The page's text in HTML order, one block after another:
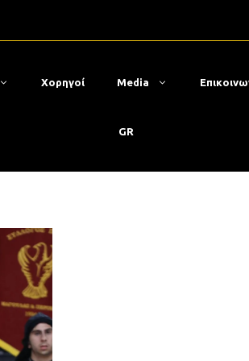
Χορηγοί Media
GR